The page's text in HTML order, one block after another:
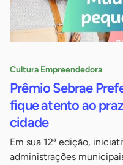
Cultura Empreendedora
Prêmio Sebrae
fique atento ao
cidade
Em sua 12ª edição,
administrações